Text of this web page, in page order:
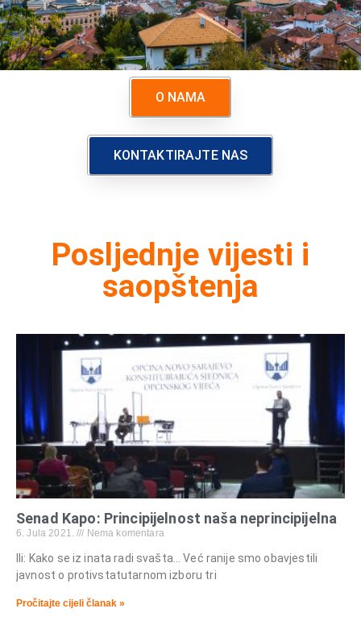
O NAMA
KONTAKTIRAJTE NAS
Posljednje vijesti i
saopštenja
Senad Kapo: Principijelnost naša neprincipijelna
6. Jula 2021. Nema komentara
Ili: Kako se iz inata radi svašta… Već ranije smo obavjestili
javnost o protivstatutarnom izboru tri
Pročitajte cijeli članak »